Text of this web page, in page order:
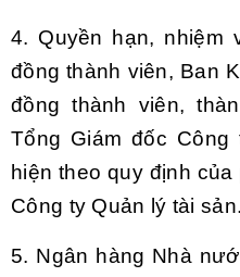
4. Quyền hạn, nhiệm
đồng thành viên, Ban
đồng thành viên,
Tổng Giám đốc
hiện theo quy định
Công ty Quản lý tài sản.
5. Ngân hàng Nhà